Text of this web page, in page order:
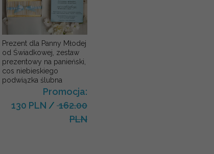
Prezent dla Panny Młodej
od Świadkowej, zestaw
prezentowy na panieński,
cos niebieskiego
podwiązka ślubna
Promocja:
130 PLN / 162.00
PLN